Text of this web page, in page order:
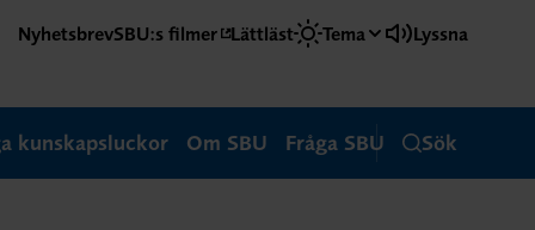
NyhetsbrevSBU:s filmer Lättläst Tema Lyssna
kunskapsluckor Om SBU Fråga SBU Sök